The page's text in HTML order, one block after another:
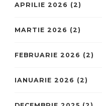
APRILIE 2026 (2)
MARTIE 2026 (2)
FEBRUARIE 2026 (2)
IANUARIE 2026 (2)